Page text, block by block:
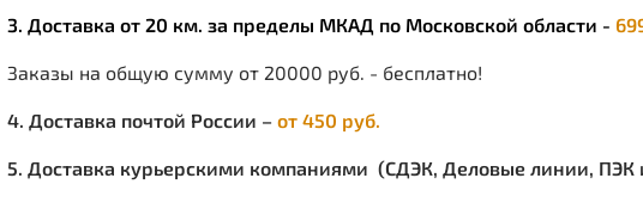
3. Доставка от 20 км. за пределы МКАД по Московской области -
Заказы на общую сумму от 20000 руб. - бесплатно!
4. Доставка почтой России – от 450 руб.
5. Доставка курьерскими компаниями (СДЭК, Деловые линии, ПЭК